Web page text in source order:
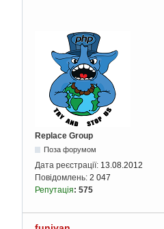
Replace Group
Поза форумом
Дата реєстрації: 13.08.2012
Повідомлень: 2 047
Репутація: 575